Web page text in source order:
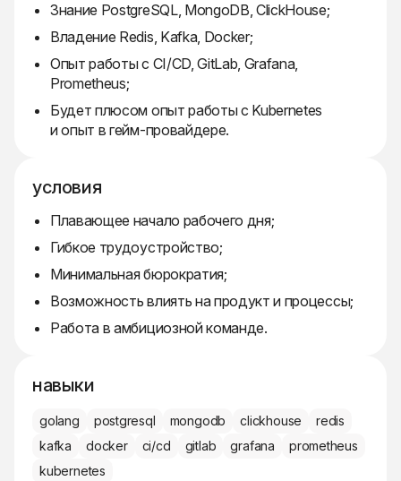
Знание PostgreSQL, MongoDB, ClickHouse;
Владение Redis, Kafka, Docker;
Опыт работы с CI/CD, GitLab, Grafana,
Prometheus;
Будет плюсом опыт работы с Kubernetes
и опыт в гейм-провайдере.
условия
Плавающее начало рабочего дня;
Гибкое трудоустройство;
Минимальная бюрократия;
Возможность влиять на продукт и процессы;
Работа в амбициозной команде.
навыки
golang postgresql mongodb clickhouse
redis
kafka
docker ci/cd gitlab grafana
prometheus
kubernetes